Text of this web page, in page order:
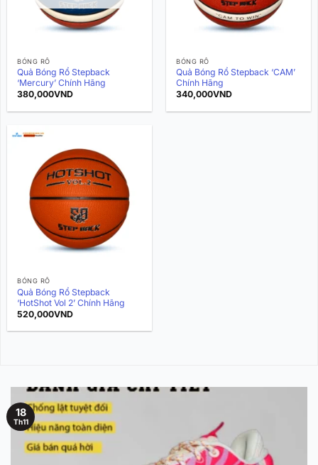
BÓNG RỔ
Quả Bóng Rổ Stepback
‘Mercury’ Chính Hãng
380,000VND
BÓNG RỔ
Quả Bóng Rổ Stepback ‘CAM’
Chính Hãng
340,000VND
BÓNG RỔ
Quả Bóng Rổ Stepback
‘HotShot Vol 2’ Chính Hãng
520,000VND
18
Th11